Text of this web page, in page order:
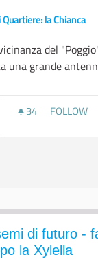
la Chianca
del
una grande
34 34
FOLLOW
di futuro -
la Xylella